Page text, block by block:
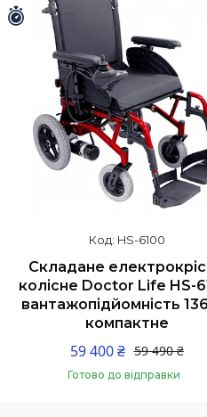
Залишилось 33 дні
HS-6100
Складане
колісне Doctor Life HS-
вантажопідйомність
компактне
59 490 ₴
59 400 ₴
Готово до відправки